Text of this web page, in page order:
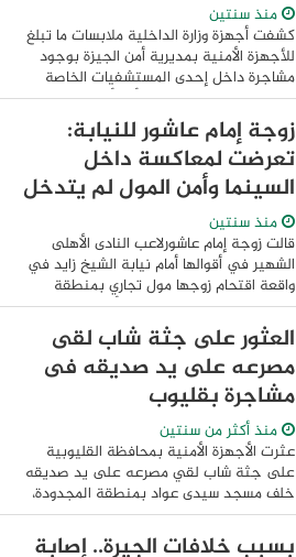
منذ سنتين
كشفت أجهزة وزارة الداخلية ملابسات ما تبلغ
للأجهزة الأمنية بمديرية أمن الجيزة بوجود
مشاجرة داخل إحدى المستشفيات الخاصة
"كائنة بدائرة قسم شرطة أول أكتوبر".
بالانتقال والفحص تم التقابل ...
زوجة إمام عاشور للنيابة:
تعرضت لمعاكسة داخل
السينما وأمن المول لم يتدخل
منذ سنتين
قالت زوجة إمام عاشورلاعب النادى الأهلى
الشهير في أقوالها أمام نيابة الشيخ زايد في
واقعة اقتحام زوجها مول تجاري بمنطقة
الشيخ زايد بسبب معاكستها، أنها تعرضت
للتحرش اللفظى داخل السينما من بعض
الشباب. ...
العثور على جثة شاب لقى
مصرعه على يد صديقه فى
مشاجرة بقليوب
منذ أكثر من سنتين
عثرت الأجهزة الأمنية بمحافظة القليوبية
على جثة شاب لقي مصرعه على يد صديقه
خلف مسجد سيدى عواد بمنطقة المجدودة،
التابعة لمدينة قليوب، وذلك بسبب مشاجرة
نشبت بينهما، تم إخطار النيابة العامة ...
بسبب خلافات الجيرة.. إصابة